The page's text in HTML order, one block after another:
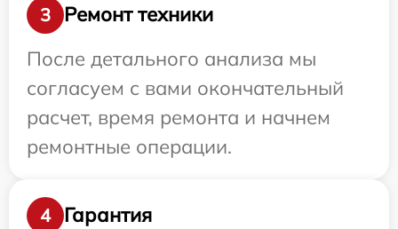
3
Ремонт техники
После детального анализа мы
согласуем с вами окончательный
расчет, время ремонта и начнем
ремонтные операции.
4
Гарантия